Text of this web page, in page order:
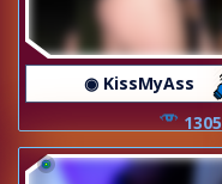
◉ KissMyAss
1305